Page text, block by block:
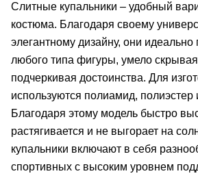
Слитные купальники – удобный
костюма. Благодаря своему
элегантному дизайну, они идеально
любого типа фигуры, умело скрывая
подчеркивая достоинства. Для
используются полиамид, полиэстер
Благодаря этому модель быстро
растягивается и не выгорает на
купальники включают в себя
спортивных с высоким уровнем